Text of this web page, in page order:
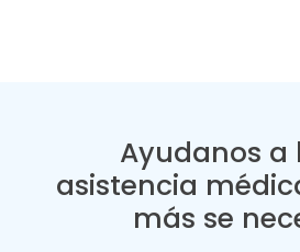
Ayudanos a
asistencia
más se